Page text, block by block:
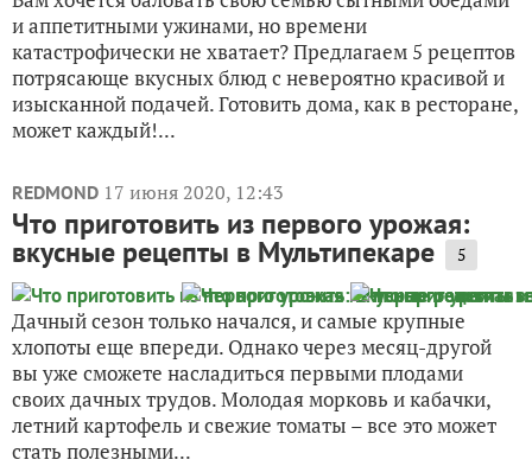
и аппетитными ужинами, но времени
катастрофически не хватает? Предлагаем 5 рецептов
потрясающе вкусных блюд с невероятно красивой и
изысканной подачей. Готовить дома, как в ресторане,
может каждый!...
REDMOND 17 июня 2020, 12:43
Что приготовить из первого урожая:
вкусные рецепты в Мультипекаре 5
Дачный сезон только начался, и самые крупные
хлопоты еще впереди. Однако через месяц-другой
вы уже сможете насладиться первыми плодами
своих дачных трудов. Молодая морковь и кабачки,
летний картофель и свежие томаты – все это может
стать полезными...